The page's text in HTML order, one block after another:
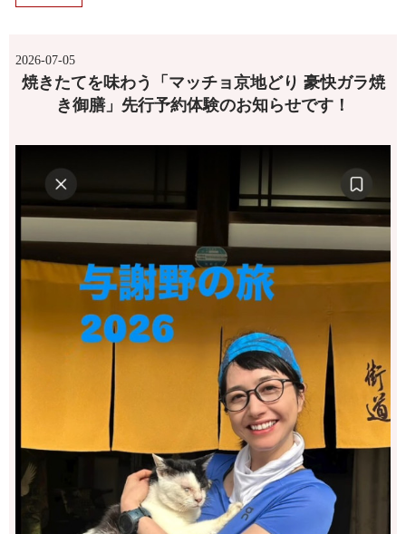
2026-07-05
焼きたてを味わう「マッチョ京地どり 豪快ガラ焼
き御膳」先行予約体験のお知らせです！